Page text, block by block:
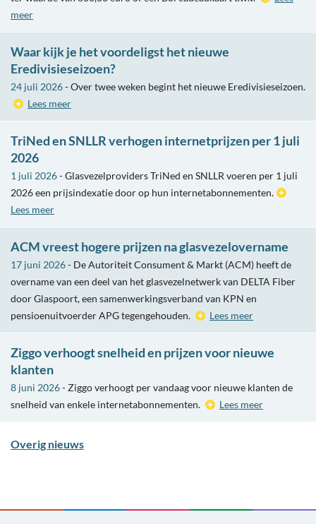
meer
Waar kijk je het voordeligst het nieuwe
Eredivisieseizoen?
24 juli 2026- Over twee weken begint het nieuwe Eredivisieseizoen.
Lees meer
TriNed en SNLLR verhogen internetprijzen per 1 juli
2026
1 juli 2026- Glasvezelproviders TriNed en SNLLR voeren per 1 juli
2026 een prijsindexatie door op hun internetabonnementen.
Lees meer
ACM vreest hogere prijzen na glasvezelovername
17 juni 2026- De Autoriteit Consument & Markt (ACM) heeft de
overname van een deel van het glasvezelnetwerk van DELTA Fiber
door Glaspoort, een samenwerkingsverband van KPN en
pensioenuitvoerder APG tegengehouden.
Lees meer
Ziggo verhoogt snelheid en prijzen voor nieuwe
klanten
8 juni 2026- Ziggo verhoogt per vandaag voor nieuwe klanten de
snelheid van enkele internetabonnementen.
Lees meer
Overig nieuws